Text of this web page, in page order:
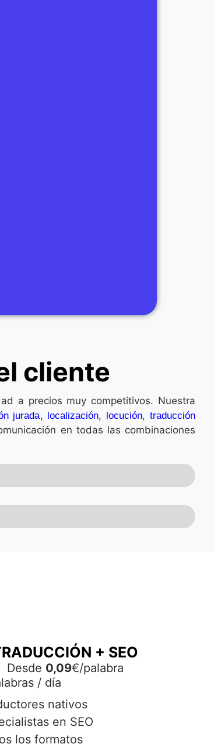
cliente
a precios muy competitivos. Nuestra
jurada, localización, locución,traducción
en todas las combinaciones
+ SEO
Desde 0,09€/palabra
/ día
nativos
en SEO
los formatos